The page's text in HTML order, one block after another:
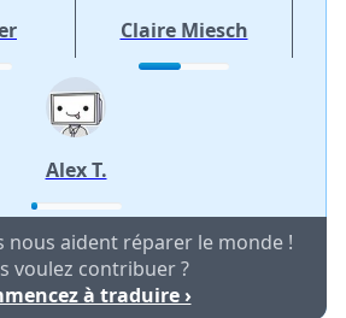
Claire Miesch
Alex T.
nous aident réparer le monde !
voulez contribuer ?
à traduire ›